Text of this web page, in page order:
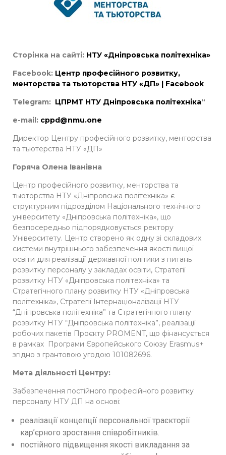
Сторінка на сайті: НТУ «Дніпровська політехніка»
Facebook: Центр професійного розвитку,
менторства та тьюторства НТУ «ДП» | Facebook
Telegram: ЦПРМТ НТУ Дніпровська політехніка“
e-mail: cppd@nmu.one
Директор Центру професійного розвитку, менторства
та тьютерства НТУ «ДП»
Горяча Олена Іванівна
Центр професійного розвитку, менторства та
тьюторства НТУ «Дніпровська політехніка» є
структурним підрозділом Національного технічного
університету «Дніпровська політехніка», що
безпосередньо підпорядковується ректору
Університету. Центр створено як одну зі складових
системи внутрішнього забезпечення якості вищої
освіти для реалізації державної політики з питань
розвитку персоналу у закладах освіти, Стратегії
розвитку НТУ «Дніпровська політехніка» та
Стратегічного плану розвитку НТУ «Дніпровська
політехніка», Стратегії Інтернаціоналізації НТУ
“Дніпровська політехніка” та Стратегічного плану
розвитку НТУ “Дніпровська політехніка”, реалізації
робочих пакетів Проєкту PROMENT, що фінансується
в рамках Програми Європейського Союзу Erasmus+
згідно з грантовою угодою 101082696.
Мета діяльності Центру:
Забезпечення постійного професійного розвитку
персоналу НТУ ДП на основі:
реалізації концепції персональної траєкторії
кар’єрного зростання співробітників.
постійного підвищення якості викладання за